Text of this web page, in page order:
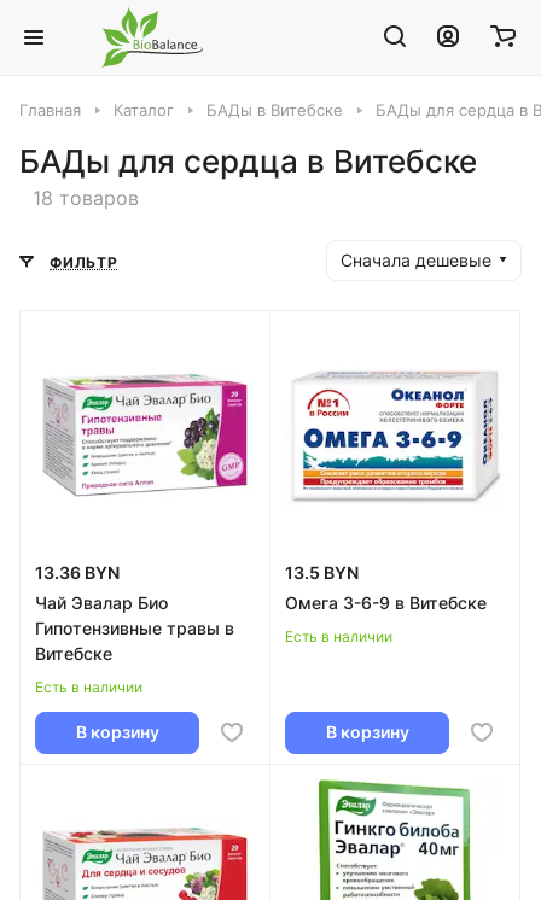
Главная Каталог БАДы в Витебске БАДы для сердца в
БАДы для сердца в Витебске
18 товаров
ФИЛЬТР Сначала дешевые
13.36 BYN
Чай Эвалар Био
Гипотензивные травы в
Витебске
Есть в наличии
В корзину
13.5 BYN
Омега 3-6-9 в Витебске
Есть в наличии
В корзину